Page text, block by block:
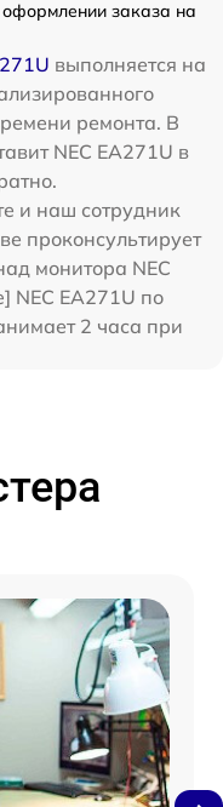
заказа на
выполняется на
ремонта. В
NEC EA271U в
и наш сотрудник
проконсультирует
монитора NEC
NEC EA271U по
2 часа при